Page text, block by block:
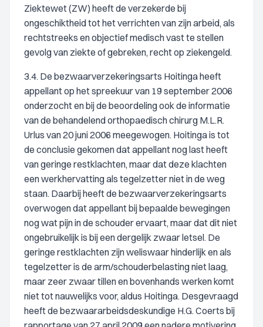
Ziektewet (ZW) heeft de verzekerde bij
ongeschiktheid tot het verrichten van zijn arbeid, als
rechtstreeks en objectief medisch vast te stellen
gevolg van ziekte of gebreken, recht op ziekengeld.
3.4. De bezwaarverzekeringsarts Hoitinga heeft
appellant op het spreekuur van 19 september 2006
onderzocht en bij de beoordeling ook de informatie
van de behandelend orthopaedisch chirurg M.L.R.
Urlus van 20 juni 2006 meegewogen. Hoitinga is tot
de conclusie gekomen dat appellant nog last heeft
van geringe restklachten, maar dat deze klachten
een werkhervatting als tegelzetter niet in de weg
staan. Daarbij heeft de bezwaarverzekeringsarts
overwogen dat appellant bij bepaalde bewegingen
nog wat pijn in de schouder ervaart, maar dat dit niet
ongebruikelijk is bij een dergelijk zwaar letsel. De
geringe restklachten zijn weliswaar hinderlijk en als
tegelzetter is de arm/schouderbelasting niet laag,
maar zeer zwaar tillen en bovenhands werken komt
niet tot nauwelijks voor, aldus Hoitinga. Desgevraagd
heeft de bezwaararbeidsdeskundige H.G. Coerts bij